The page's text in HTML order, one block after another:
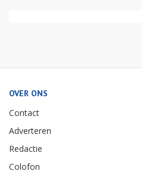
OVER ONS
Contact
Adverteren
Redactie
Colofon